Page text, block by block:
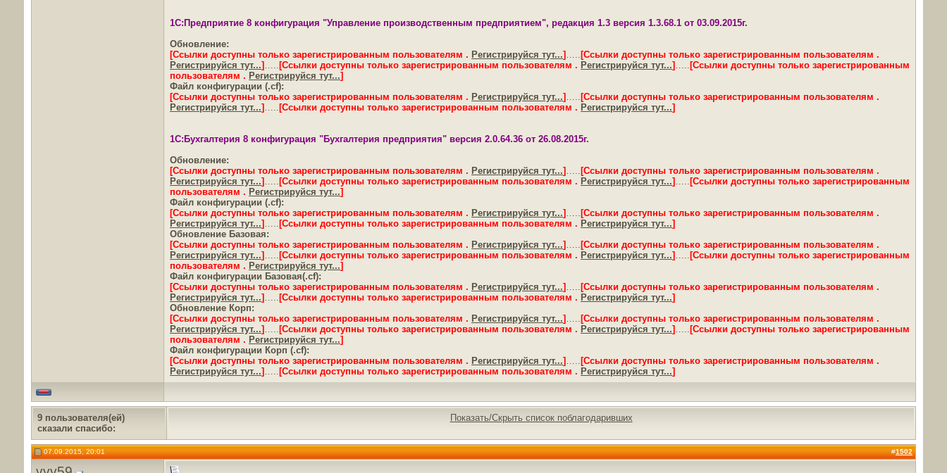
1С:Предприятие 8 конфигурация "Управление производственным предприятием", редакция 1.3 версия 1.3.68.1 от 03.09.2015г.
Обновление:
[Ссылки доступны только зарегистрированным пользователям . Регистрируйся тут...] ….. [Ссылки доступны только зарегистрированным пользователям .
Регистрируйся тут...] ….. [Ссылки доступны только зарегистрированным пользователям . Регистрируйся тут...] ….. [Ссылки доступны только зарегистрированным
пользователям . Регистрируйся тут...]
Файл конфигурации (.cf):
[Ссылки доступны только зарегистрированным пользователям . Регистрируйся тут...] ….. [Ссылки доступны только зарегистрированным пользователям .
Регистрируйся тут...] ….. [Ссылки доступны только зарегистрированным пользователям . Регистрируйся тут...]
1С:Бухгалтерия 8 конфигурация "Бухгалтерия предприятия" версия 2.0.64.36 от 26.08.2015г.
Обновление:
[Ссылки доступны только зарегистрированным пользователям . Регистрируйся тут...] ….. [Ссылки доступны только зарегистрированным пользователям .
Регистрируйся тут...] ….. [Ссылки доступны только зарегистрированным пользователям . Регистрируйся тут...] ….. [Ссылки доступны только зарегистрированным
пользователям . Регистрируйся тут...]
Файл конфигурации (.cf):
[Ссылки доступны только зарегистрированным пользователям . Регистрируйся тут...] ….. [Ссылки доступны только зарегистрированным пользователям .
Регистрируйся тут...] ….. [Ссылки доступны только зарегистрированным пользователям . Регистрируйся тут...]
Обновление Базовая:
[Ссылки доступны только зарегистрированным пользователям . Регистрируйся тут...] ….. [Ссылки доступны только зарегистрированным пользователям .
Регистрируйся тут...] ….. [Ссылки доступны только зарегистрированным пользователям . Регистрируйся тут...] ….. [Ссылки доступны только зарегистрированным
пользователям . Регистрируйся тут...]
Файл конфигурации Базовая(.cf):
[Ссылки доступны только зарегистрированным пользователям . Регистрируйся тут...] ….. [Ссылки доступны только зарегистрированным пользователям .
Регистрируйся тут...] ….. [Ссылки доступны только зарегистрированным пользователям . Регистрируйся тут...]
Обновление Корп:
[Ссылки доступны только зарегистрированным пользователям . Регистрируйся тут...] ….. [Ссылки доступны только зарегистрированным пользователям .
Регистрируйся тут...] ….. [Ссылки доступны только зарегистрированным пользователям . Регистрируйся тут...] ….. [Ссылки доступны только зарегистрированным
пользователям . Регистрируйся тут...]
Файл конфигурации Корп (.cf):
[Ссылки доступны только зарегистрированным пользователям . Регистрируйся тут...] ….. [Ссылки доступны только зарегистрированным пользователям .
Регистрируйся тут...] ….. [Ссылки доступны только зарегистрированным пользователям . Регистрируйся тут...]
9 пользователя(ей)
сказали cпасибо:
Показать/Скрыть список поблагодаривших
07.09.2015, 20:01 #1502